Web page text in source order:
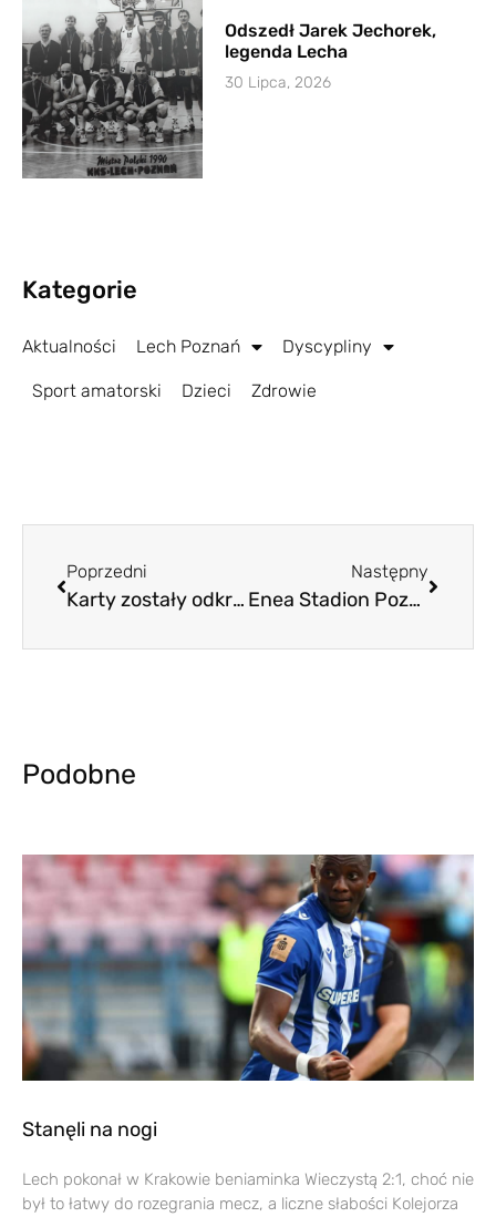
Odszedł Jarek Jechorek,
legenda Lecha
30 Lipca, 2026
Kategorie
Aktualności Lech Poznań Dyscypliny
Sport amatorski Dzieci Zdrowie
Poprzedni
Karty zostały odkryte. Lech ma problemy, ale dał radę
Następny
Enea Stadion Poznań
Podobne
Stanęli na nogi
Lech pokonał w Krakowie beniaminka Wieczystą 2:1, choć nie
był to łatwy do rozegrania mecz, a liczne słabości Kolejorza